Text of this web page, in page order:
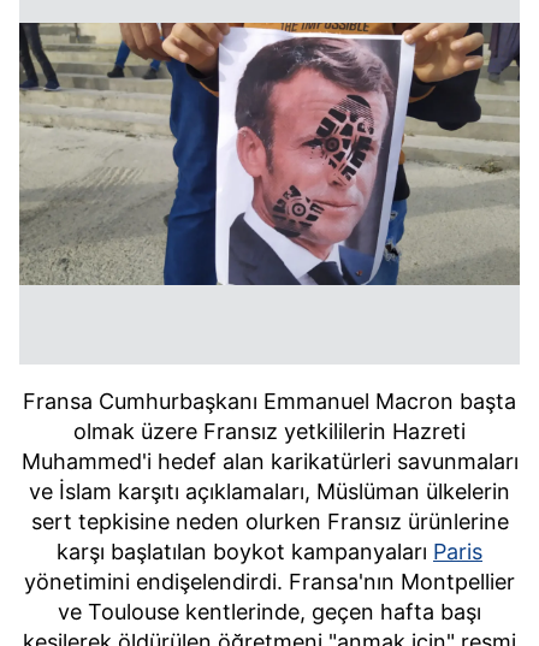
Fransa Cumhurbaşkanı Emmanuel Macron başta
olmak üzere Fransız yetkililerin Hazreti
Muhammed'i hedef alan karikatürleri savunmaları
ve İslam karşıtı açıklamaları, Müslüman ülkelerin
sert tepkisine neden olurken Fransız ürünlerine
karşı başlatılan boykot kampanyaları Paris
yönetimini endişelendirdi. Fransa'nın Montpellier
ve Toulouse kentlerinde, geçen hafta başı